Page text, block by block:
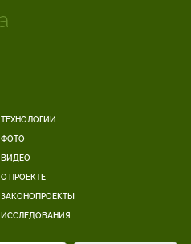
ТЕХНОЛОГИИ
ФОТО
ВИДЕО
О ПРОЕКТЕ
ЗАКОНОПРОЕКТЫ
ИССЛЕДОВАНИЯ